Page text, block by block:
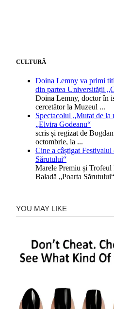
CULTURĂ
Doina Lemny va primi
din partea Universității
Doina Lemny, doctor în
cercetător la Muzeul ...
Spectacolul „Mutat de
„Elvira Godeanu“
scris și regizat de
octombrie, la ...
Cine a câștigat
Sărutului“
Marele Premiu și
Baladă „Poarta Sărutului“